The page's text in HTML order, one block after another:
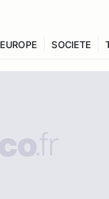
EUROPE SOCIETE